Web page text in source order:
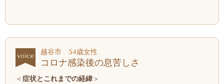
越谷市 54歳女性
コロナ感染後の息苦しさ
＜症状とこれまでの経緯＞